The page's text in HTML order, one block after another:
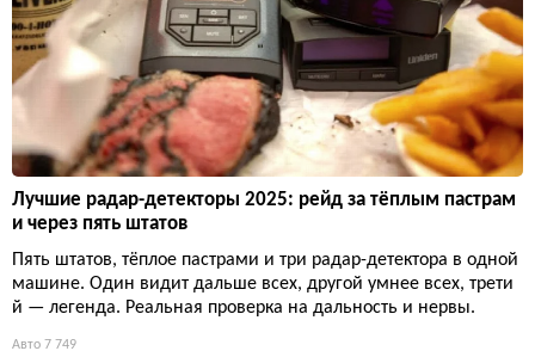
Лучшие радар-детекторы 2025: рейд за тёплым пастрам
и через пять штатов
Пять штатов, тёплое пастрами и три радар-детектора в одной
машине. Один видит дальше всех, другой умнее всех, трети
й — легенда. Реальная проверка на дальность и нервы.
Авто 7 749